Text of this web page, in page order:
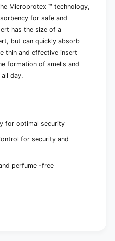
Microprotex ™ technology,
for safe and
has the size of a
but can quickly absorb
thin and effective insert
formation of smells and
all day.
for optimal security
for security and
perfume -free